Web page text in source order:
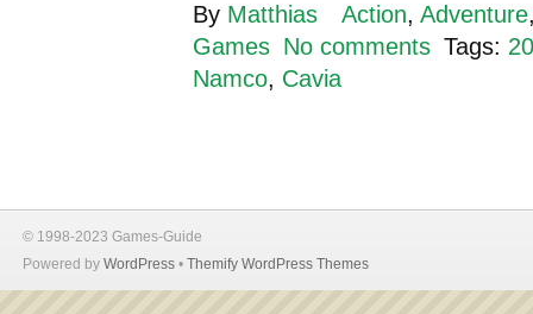
By Matthias Action, Adventure
Games No comments Tags:
Namco, Cavia
© 1998-2023 Games-Guide
Powered by WordPress • Themify WordPress Themes